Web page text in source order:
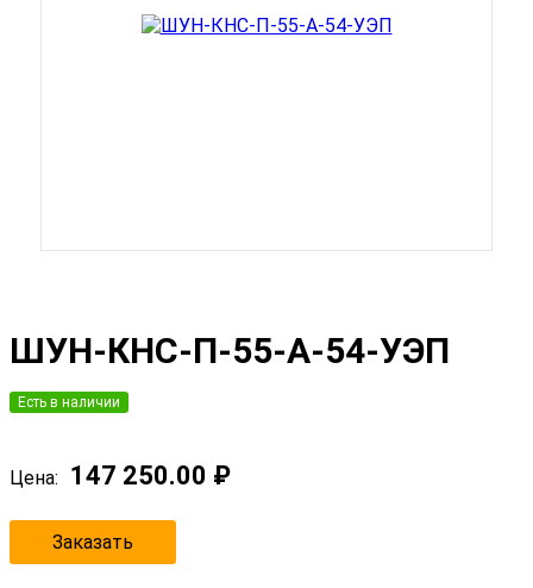
ШУН-КНС-П-55-А-54-УЭП
Есть в наличии
Цена: 147 250.00 ₽
Заказать